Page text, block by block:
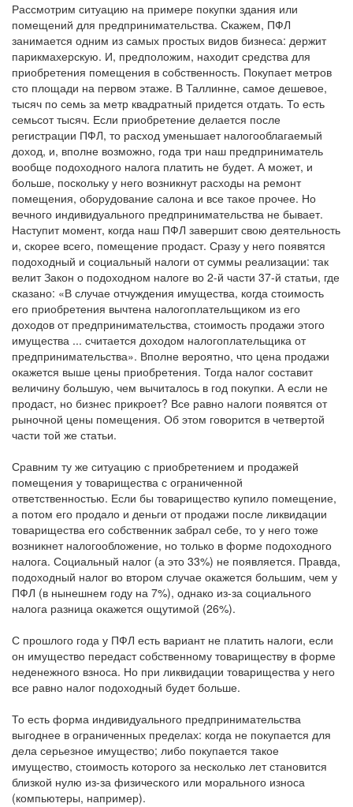
Рассмотрим ситуацию на примере покупки здания или
помещений для предпринимательства. Скажем, ПФЛ
занимается одним из самых простых видов бизнеса: держит
парикмахерскую. И, предположим, находит средства для
приобретения помещения в собственность. Покупает метров
сто площади на первом этаже. В Таллинне, самое дешевое,
тысяч по семь за метр квадратный придется отдать. То есть
семьсот тысяч. Если приобретение делается после
регистрации ПФЛ, то расход уменьшает налогооблагаемый
доход, и, вполне возможно, года три наш предприниматель
вообще подоходного налога платить не будет. А может, и
больше, поскольку у него возникнут расходы на ремонт
помещения, оборудование салона и все такое прочее. Но
вечного индивидуального предпринимательства не бывает.
Наступит момент, когда наш ПФЛ завершит свою деятельность
и, скорее всего, помещение продаст. Сразу у него появятся
подоходный и социальный налоги от суммы реализации: так
велит Закон о подоходном налоге во 2-й части 37-й статьи, где
сказано: «В случае отчуждения имущества, когда стоимость
его приобретения вычтена налогоплательщиком из его
доходов от предпринимательства, стоимость продажи этого
имущества ... считается доходом налогоплательщика от
предпринимательства». Вполне вероятно, что цена продажи
окажется выше цены приобретения. Тогда налог составит
величину большую, чем вычиталось в год покупки. А если не
продаст, но бизнес прикроет? Все равно налоги появятся от
рыночной цены помещения. Об этом говорится в четвертой
части той же статьи.
Сравним ту же ситуацию с приобретением и продажей
помещения у товарищества с ограниченной
ответственностью. Если бы товарищество купило помещение,
а потом его продало и деньги от продажи после ликвидации
товарищества его собственник забрал себе, то у него тоже
возникнет налогообложение, но только в форме подоходного
налога. Социальный налог (а это 33%) не появляется. Правда,
подоходный налог во втором случае окажется большим, чем у
ПФЛ (в нынешнем году на 7%), однако из-за социального
налога разница окажется ощутимой (26%).
С прошлого года у ПФЛ есть вариант не платить налоги, если
он имущество передаст собственному товариществу в форме
неденежного взноса. Но при ликвидации товарищества у него
все равно налог подоходный будет больше.
То есть форма индивидуального предпринимательства
выгоднее в ограниченных пределах: когда не покупается для
дела серьезное имущество; либо покупается такое
имущество, стоимость которого за несколько лет становится
близкой нулю из-за физического или морального износа
(компьютеры, например).